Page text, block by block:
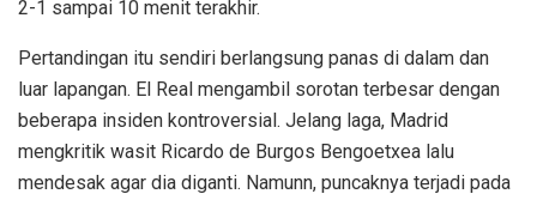
2-1 sampai 10 menit terakhir.
Pertandingan itu sendiri berlangsung panas di dalam dan
luar lapangan. El Real mengambil sorotan terbesar dengan
beberapa insiden kontroversial. Jelang laga, Madrid
mengkritik wasit Ricardo de Burgos Bengoetxea lalu
mendesak agar dia diganti. Namunn, puncaknya terjadi pada